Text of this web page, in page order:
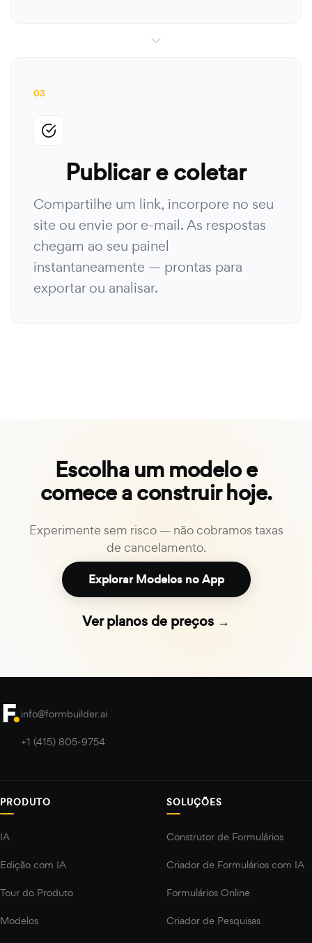
03
Publicar e coletar
Compartilhe um link, incorpore no seu
site ou envie por e-mail. As respostas
chegam ao seu painel
instantaneamente — prontas para
exportar ou analisar.
Escolha um modelo e
comece a construir hoje.
Experimente sem risco — não cobramos taxas
de cancelamento.
Explorar Modelos no App
Ver planos de preços →
info@formbuilder.ai
+1 (415) 805-9754
PRODUTO
IA
Edição com IA
Tour do Produto
Modelos
SOLUÇÕES
Construtor de Formulários
Criador de Formulários com IA
Formulários Online
Criador de Pesquisas